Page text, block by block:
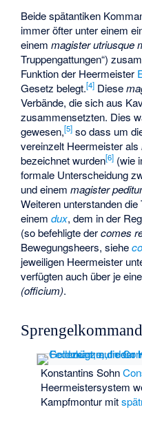
Beide spätantiken
immer öfter unter einem
einemmagister utriusque
Truppengattungen“)
Funktion der Heermeister
Gesetz belegt.[4] Diese
Verbände, die sich aus
zusammensetzten. Dies
gewesen,[5] so dass um
vereinzelt Heermeister als
bezeichnet wurden[6] (wie
formale Unterscheidung
und einemmagister
Weiteren unterstanden
einemdux, dem in der
(so befehligte dercomes
Bewegungsheers, siehe
jeweiligen Heermeister
verfügten auch über je
(officium).
Konstantins Sohn
Heermeistersystem
Kampfmontur mit